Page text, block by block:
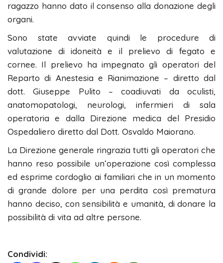
ragazzo hanno dato il consenso alla donazione degli
organi.
Sono state avviate quindi le procedure di
valutazione di idoneità e il prelievo di fegato e
cornee. Il prelievo ha impegnato gli operatori del
Reparto di Anestesia e Rianimazione – diretto dal
dott. Giuseppe Pulito – coadiuvati da oculisti,
anatomopatologi, neurologi, infermieri di sala
operatoria e dalla Direzione medica del Presidio
Ospedaliero diretto dal Dott. Osvaldo Maiorano.
La Direzione generale ringrazia tutti gli operatori che
hanno reso possibile un’operazione così complessa
ed esprime cordoglio ai familiari che in un momento
di grande dolore per una perdita così prematura
hanno deciso, con sensibilità e umanità, di donare la
possibilità di vita ad altre persone.
Condividi: